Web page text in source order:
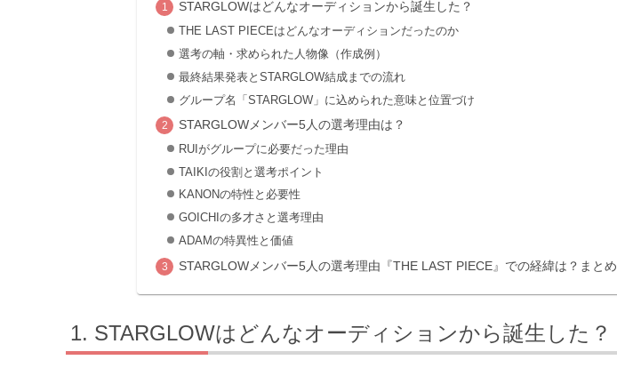
STARGLOWはどんなオーディションから誕生した？
THE LAST PIECEはどんなオーディションだったのか
選考の軸・求められた人物像（作成例）
最終結果発表とSTARGLOW結成までの流れ
グループ名「STARGLOW」に込められた意味と位置づけ
STARGLOWメンバー5人の選考理由は？
RUIがグループに必要だった理由
TAIKIの役割と選考ポイント
KANONの特性と必要性
GOICHIの多才さと選考理由
ADAMの特異性と価値
STARGLOWメンバー5人の選考理由『THE LAST PIECE』での経緯は？まとめ
STARGLOWはどんなオーディションから誕生した？